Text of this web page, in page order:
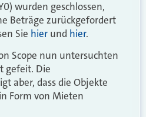
wurden geschlossen,
Beträge zurückgefordert
Sie hier und hier.
Scope nun untersuchten
gefeit. Die
aber, dass die Objekte
Form von Mieten